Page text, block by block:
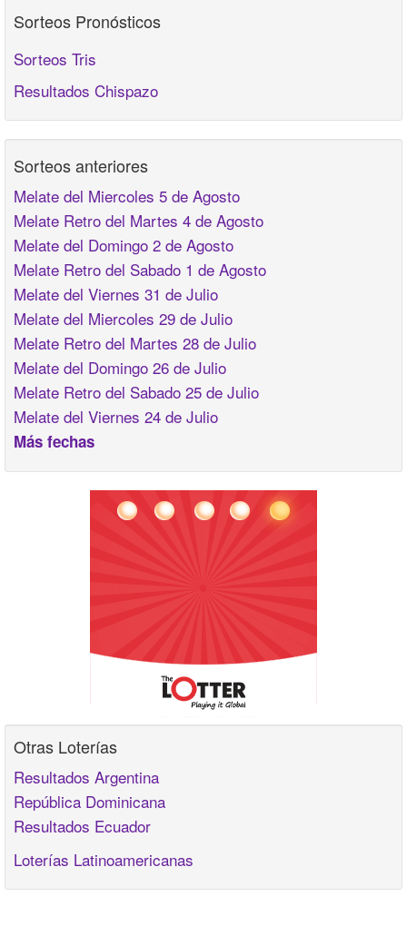
Sorteos Pronósticos
Sorteos Tris
Resultados Chispazo
Sorteos anteriores
Melate del Miercoles 5 de Agosto
Melate Retro del Martes 4 de Agosto
Melate del Domingo 2 de Agosto
Melate Retro del Sabado 1 de Agosto
Melate del Viernes 31 de Julio
Melate del Miercoles 29 de Julio
Melate Retro del Martes 28 de Julio
Melate del Domingo 26 de Julio
Melate Retro del Sabado 25 de Julio
Melate del Viernes 24 de Julio
Más fechas
Otras Loterías
Resultados Argentina
República Dominicana
Resultados Ecuador
Loterías Latinoamericanas